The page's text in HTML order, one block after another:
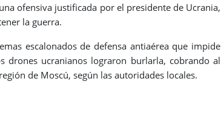
ofensiva justificada por el presidente de Ucrania,
la guerra.
escalonados de defensa antiaérea que impide
drones ucranianos lograron burlarla, cobrando al
de Moscú, según las autoridades locales.